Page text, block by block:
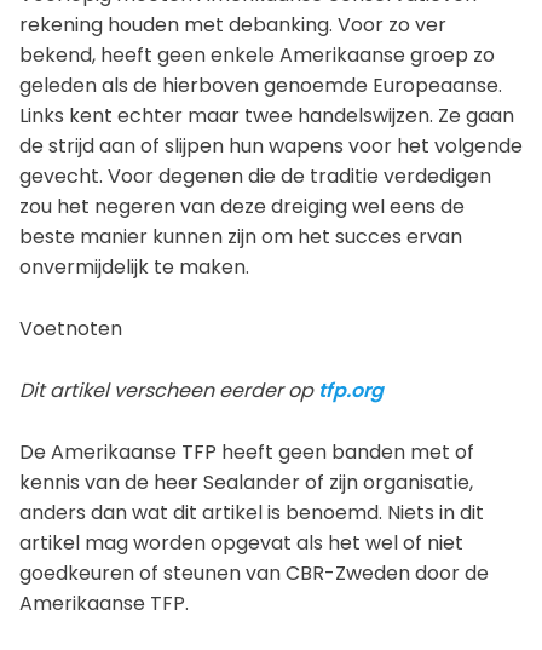
rekening houden met debanking. Voor zo ver
bekend, heeft geen enkele Amerikaanse groep zo
geleden als de hierboven genoemde Europeaanse.
Links kent echter maar twee handelswijzen. Ze gaan
de strijd aan of slijpen hun wapens voor het volgende
gevecht. Voor degenen die de traditie verdedigen
zou het negeren van deze dreiging wel eens de
beste manier kunnen zijn om het succes ervan
onvermijdelijk te maken.
Voetnoten
Dit artikel verscheen eerder op tfp.org
De Amerikaanse TFP heeft geen banden met of
kennis van de heer Sealander of zijn organisatie,
anders dan wat dit artikel is benoemd. Niets in dit
artikel mag worden opgevat als het wel of niet
goedkeuren of steunen van CBR-Zweden door de
Amerikaanse TFP.